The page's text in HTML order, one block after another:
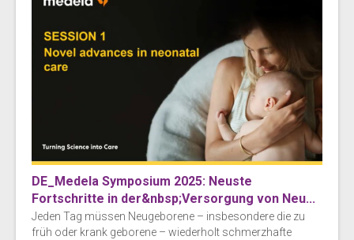
DE_Medela Symposium 2025: Neuste
Fortschritte in der&nbsp;Versorgung von Neu...
Jeden Tag müssen Neugeborene – insbesondere die zu
früh oder krank geborene – wiederholt schmerzhafte